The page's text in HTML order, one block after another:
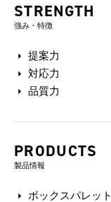
STRENGTH
強み・特徴
提案力
対応力
品質力
PRODUCTS
製品情報
ボックスパレット